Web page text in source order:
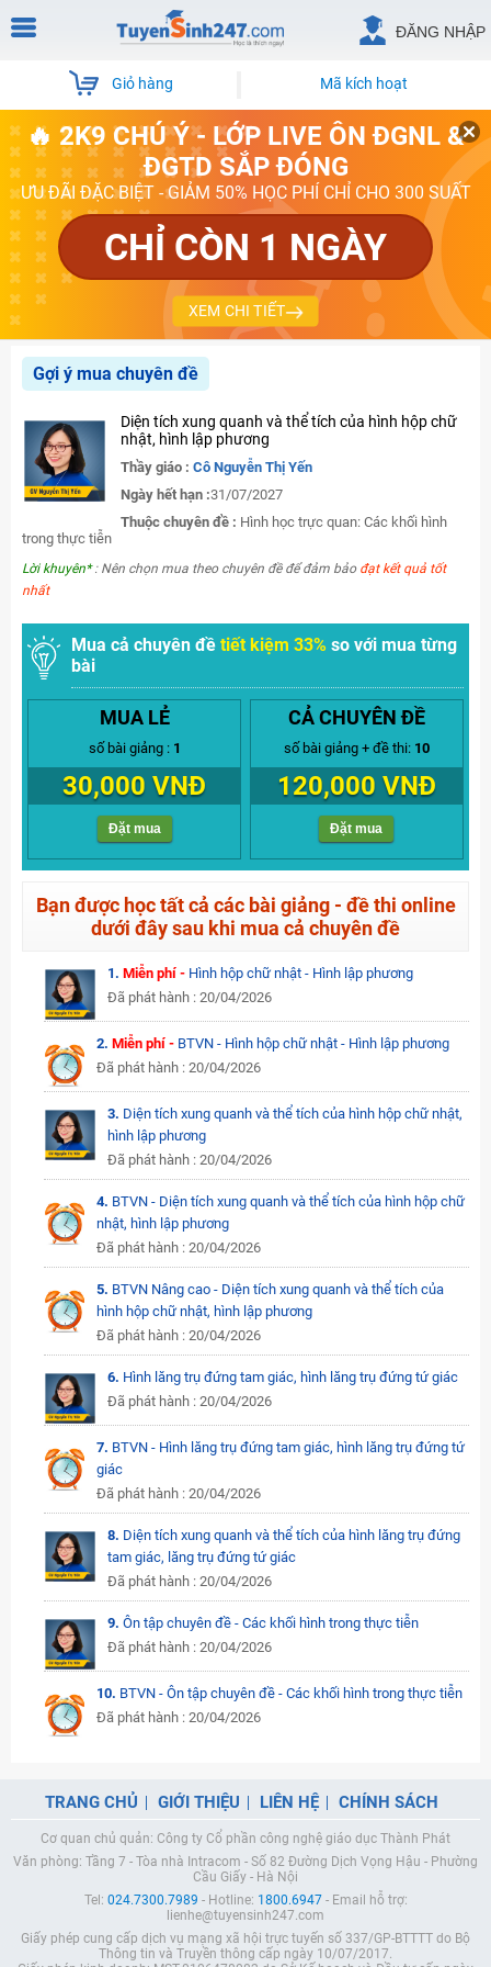
ĐĂNG NHẬP
Giỏ hàng Mã kích hoạt
🔥 2K9 CHÚ Ý - LỚP LIVE ÔN ĐGNL &
ĐGTD SẮP ĐÓNG
ƯU ĐÃI ĐẶC BIỆT - GIẢM 50% HỌC PHÍ CHỈ CHO 300 SUẤT
CHỈ CÒN 1 NGÀY
XEM CHI TIẾT
Gợi ý mua chuyên đề
Diện tích xung quanh và thể tích của hình hộp chữ
nhật, hình lập phương
Thầy giáo : Cô Nguyễn Thị Yến
Ngày hết hạn :31/07/2027
Thuộc chuyên đề : Hình học trực quan: Các khối hình
trong thực tiễn
Lời khuyên*: Nên chọn mua theo chuyên đề để đảm bảo đạt kết quả tốt
nhất
Mua cả chuyên đề tiết kiệm 33% so với mua từng
bài
MUA LẺ
số bài giảng : 1
30,000 VNĐ
Đặt mua
CẢ CHUYÊN ĐỀ
số bài giảng + đề thi: 10
120,000 VNĐ
Đặt mua
Bạn được học tất cả các bài giảng - đề thi online
dưới đây sau khi mua cả chuyên đề
1. Miễn phí - Hình hộp chữ nhật - Hình lập phương
Đã phát hành : 20/04/2026
2.Miễn phí - BTVN - Hình hộp chữ nhật - Hình lập phương
Đã phát hành : 20/04/2026
3. Diện tích xung quanh và thể tích của hình hộp chữ nhật,
hình lập phương
Đã phát hành : 20/04/2026
4. BTVN - Diện tích xung quanh và thể tích của hình hộp chữ
nhật, hình lập phương
Đã phát hành : 20/04/2026
5. BTVN Nâng cao - Diện tích xung quanh và thể tích của
hình hộp chữ nhật, hình lập phương
Đã phát hành : 20/04/2026
6. Hình lăng trụ đứng tam giác, hình lăng trụ đứng tứ giác
Đã phát hành : 20/04/2026
7. BTVN - Hình lăng trụ đứng tam giác, hình lăng trụ đứng tứ
giác
Đã phát hành : 20/04/2026
8. Diện tích xung quanh và thể tích của hình lăng trụ đứng
tam giác, lăng trụ đứng tứ giác
Đã phát hành : 20/04/2026
9. Ôn tập chuyên đề - Các khối hình trong thực tiễn
Đã phát hành : 20/04/2026
10. BTVN - Ôn tập chuyên đề - Các khối hình trong thực tiễn
Đã phát hành : 20/04/2026
TRANG CHỦ GIỚI THIỆU LIÊN HỆ CHÍNH SÁCH
Cơ quan chủ quản: Công ty Cổ phần công nghệ giáo dục Thành Phát
Văn phòng: Tầng 7 - Tòa nhà Intracom - Số 82 Đường Dịch Vọng Hậu - Phường
Cầu Giấy - Hà Nội
Tel: 024.7300.7989 - Hotline: 1800.6947- Email hỗ trợ:
lienhe@tuyensinh247.com
Giấy phép cung cấp dịch vụ mạng xã hội trực tuyến số 337/GP-BTTTT do Bộ
Thông tin và Truyền thông cấp ngày 10/07/2017.